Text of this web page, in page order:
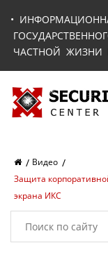
•
ЧАСТНОЙ ЖИЗНИ
Видео
Защита
экрана ИКС